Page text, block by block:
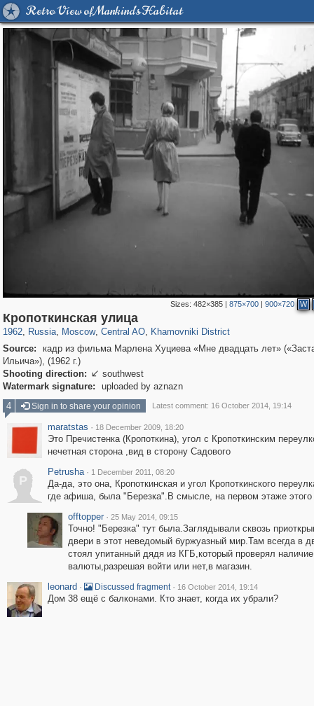
Retro View of Mankind's Habitat
Sizes:482×385 |875×700 |900×720 W
Кропоткинская улица
1962, Russia
1,406,840 29,243
, Moscow
319,864 8,286
, Central AO
160,012 5,916
, Khamovniki District
Source:
кадр из фильма Марлена Хуциева «Мне двадцать лет»
Ильича»), (1962 г.)
Shooting direction:  southwest
Watermark signature:
uploaded by aznazn
4
Sign in to share your opinion Latest comment: 16 October 2014, 19:14
maratstas · 18 December 2009, 18:20
Это Пречистенка (Кропоткина), угол с Кропоткинским
нечетная сторона ,вид в сторону Садового
P
Petrusha · 1 December 2011, 08:20
Да-да, это она, Кропоткинская и угол Кропоткинского
где афиша, была "Березка".В смысле, на первом этаже
offtopper · 25 May 2014, 09:15
Точно! "Березка" тут была.Заглядывали сквозь
двери в этот неведомый буржуазный мир.Там всегда в
стоял упитанный дядя из КГБ,который проверял наличие
валюты,разрешая войти или нет,в магазин.
leonard · Discussed fragment · 16 October 2014, 19:14
Дом 38 ещё с балконами. Кто знает, когда их убрали?